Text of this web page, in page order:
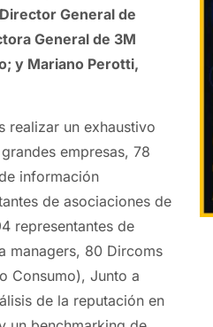
General de
General de 3M
y Mariano Perotti,
realizar un exhaustivo
empresas, 78
información
de asociaciones de
representantes de
managers, 80 Dircoms
Consumo), Junto a
de la reputación en